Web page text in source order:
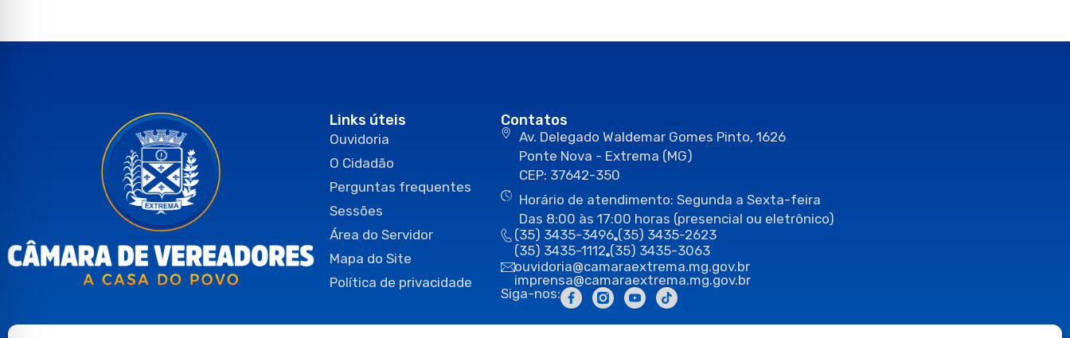
Links úteis
Ouvidoria
O Cidadão
Perguntas frequentes
Sessões
Área do Servidor
Mapa do Site
Política de privacidade
Contatos
Av. Delegado Waldemar Gomes Pinto, 1626
Ponte Nova - Extrema (MG)
CEP: 37642-350
Horário de atendimento: Segunda a Sexta-feira
Das 8:00 às 17:00 horas (presencial ou eletrônico)
(35) 3435-3496 (35) 3435-2623
(35) 3435-1112 (35) 3435-3063
ouvidoria@camaraextrema.mg.gov.br
imprensa@camaraextrema.mg.gov.br
Siga-nos: